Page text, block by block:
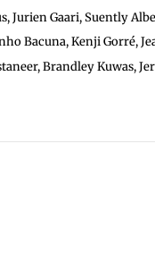
Jurien Gaari, Suently
Bacuna, Kenji Gorré,
Brandley Kuwas,